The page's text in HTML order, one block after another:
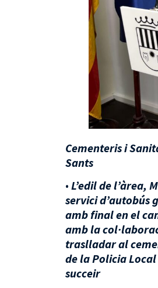
Cementeris i
Sants
• L’edil de l’àrea,
servici d’autobús
amb final en el
amb la
traslladar al
de la Policia
succeir